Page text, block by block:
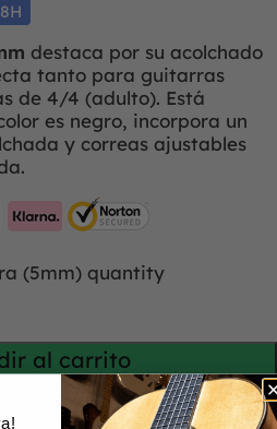
destaca por su acolchado
tanto para guitarras
de 4/4 (adulto). Está
es negro, incorpora un
y correas ajustables
(5mm) quantity
al carrito